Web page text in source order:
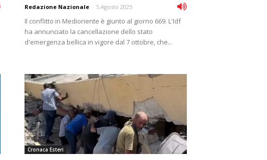
Redazione Nazionale - 5 Agosto 2025
Il conflitto in Medioriente è giunto al giorno 669. L'Idf
ha annunciato la cancellazione dello stato
d'emergenza bellica in vigore dal 7 ottobre, che...
Cronaca Esteri